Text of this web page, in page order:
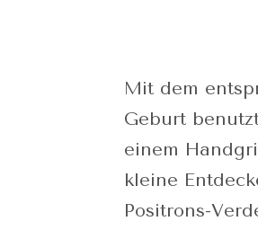
Mit dem
Geburt
einem
kleine
Positrons-